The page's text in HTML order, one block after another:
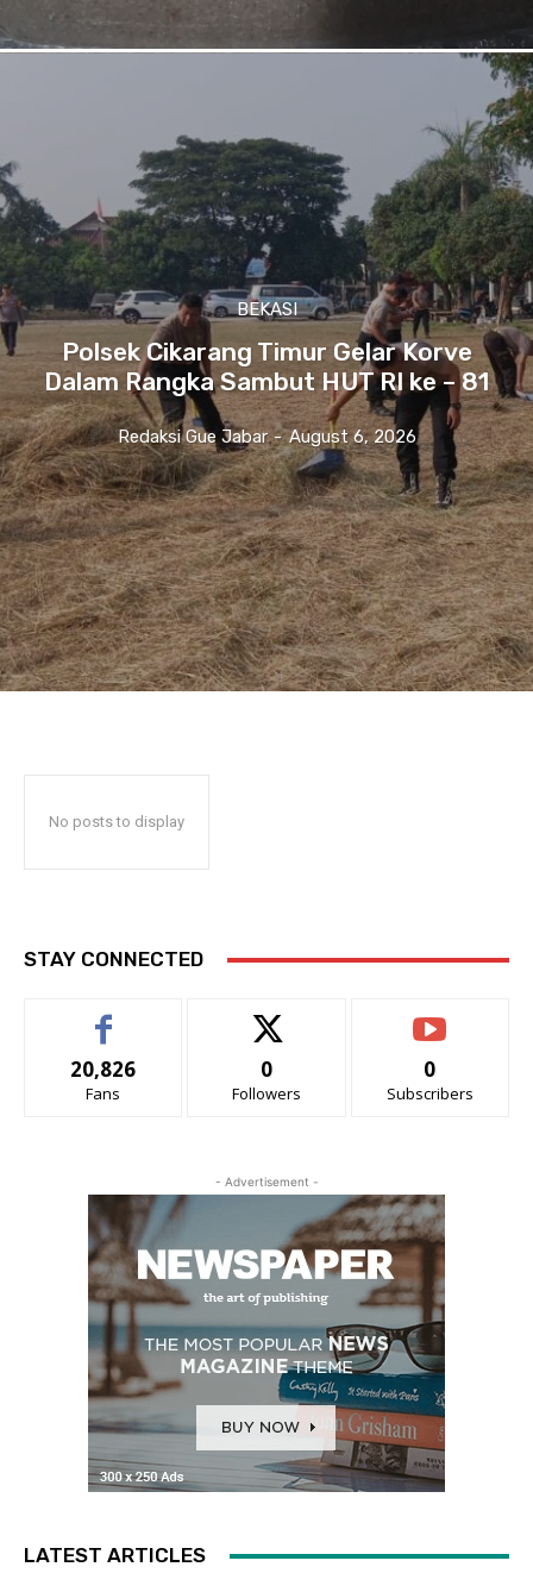
BEKASI
Polsek Cikarang Timur Gelar Korve
Dalam Rangka Sambut HUT RI ke – 81
Redaksi Gue Jabar - August 6, 2026
No posts to display
STAY CONNECTED
20,826
Fans
0
Followers
0
Subscribers
- Advertisement -
LATEST ARTICLES